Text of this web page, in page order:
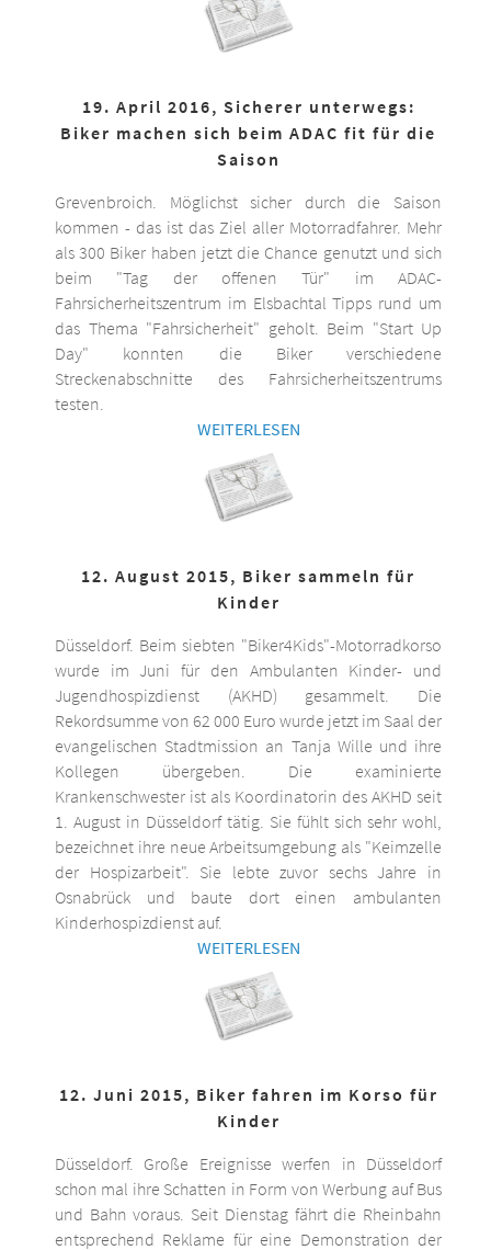
19. April 2016, Sicherer unterwegs:
Biker machen sich beim ADAC fit für die
Saison
Grevenbroich. Möglichst sicher durch die Saison
kommen - das ist das Ziel aller Motorradfahrer. Mehr
als 300 Biker haben jetzt die Chance genutzt und sich
beim "Tag der offenen Tür" im ADAC-
Fahrsicherheitszentrum im Elsbachtal Tipps rund um
das Thema "Fahrsicherheit" geholt. Beim "Start Up
Day" konnten die Biker verschiedene
Streckenabschnitte des Fahrsicherheitszentrums
testen.
WEITERLESEN
12. August 2015, Biker sammeln für
Kinder
Düsseldorf. Beim siebten "Biker4Kids"-Motorradkorso
wurde im Juni für den Ambulanten Kinder- und
Jugendhospizdienst (AKHD) gesammelt. Die
Rekordsumme von 62 000 Euro wurde jetzt im Saal der
evangelischen Stadtmission an Tanja Wille und ihre
Kollegen übergeben. Die examinierte
Krankenschwester ist als Koordinatorin des AKHD seit
1. August in Düsseldorf tätig. Sie fühlt sich sehr wohl,
bezeichnet ihre neue Arbeitsumgebung als "Keimzelle
der Hospizarbeit". Sie lebte zuvor sechs Jahre in
Osnabrück und baute dort einen ambulanten
Kinderhospizdienst auf.
WEITERLESEN
12. Juni 2015, Biker fahren im Korso für
Kinder
Düsseldorf. Große Ereignisse werfen in Düsseldorf
schon mal ihre Schatten in Form von Werbung auf Bus
und Bahn voraus. Seit Dienstag fährt die Rheinbahn
entsprechend Reklame für eine Demonstration der